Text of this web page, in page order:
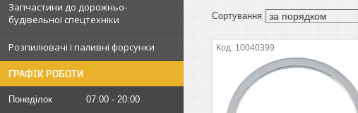
Запчастини до дорожньо-
будівельної спецтехніки
Розпилювачі і паливні форсунки
ГРАФІК РОБОТИ
Понеділок 07:00
20:00
10040399